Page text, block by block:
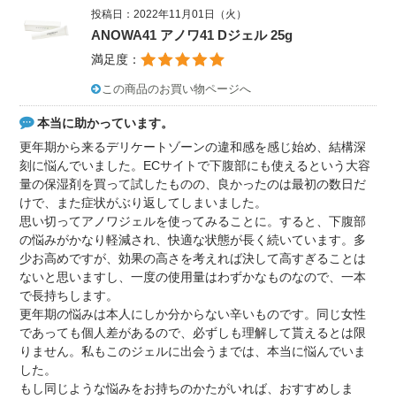
投稿日：2022年11月01日（火）
ANOWA41 アノワ41 Dジェル 25g
満足度：
この商品のお買い物ページへ
本当に助かっています。
更年期から来るデリケートゾーンの違和感を感じ始め、結構深
刻に悩んでいました。ECサイトで下腹部にも使えるという大容
量の保湿剤を買って試したものの、良かったのは最初の数日だ
けで、また症状がぶり返してしまいました。
思い切ってアノワジェルを使ってみることに。すると、下腹部
の悩みがかなり軽減され、快適な状態が長く続いています。多
少お高めですが、効果の高さを考えれば決して高すぎることは
ないと思いますし、一度の使用量はわずかなものなので、一本
で長持ちします。
更年期の悩みは本人にしか分からない辛いものです。同じ女性
であっても個人差があるので、必ずしも理解して貰えるとは限
りません。私もこのジェルに出会うまでは、本当に悩んでいま
した。
もし同じような悩みをお持ちのかたがいれば、おすすめしま